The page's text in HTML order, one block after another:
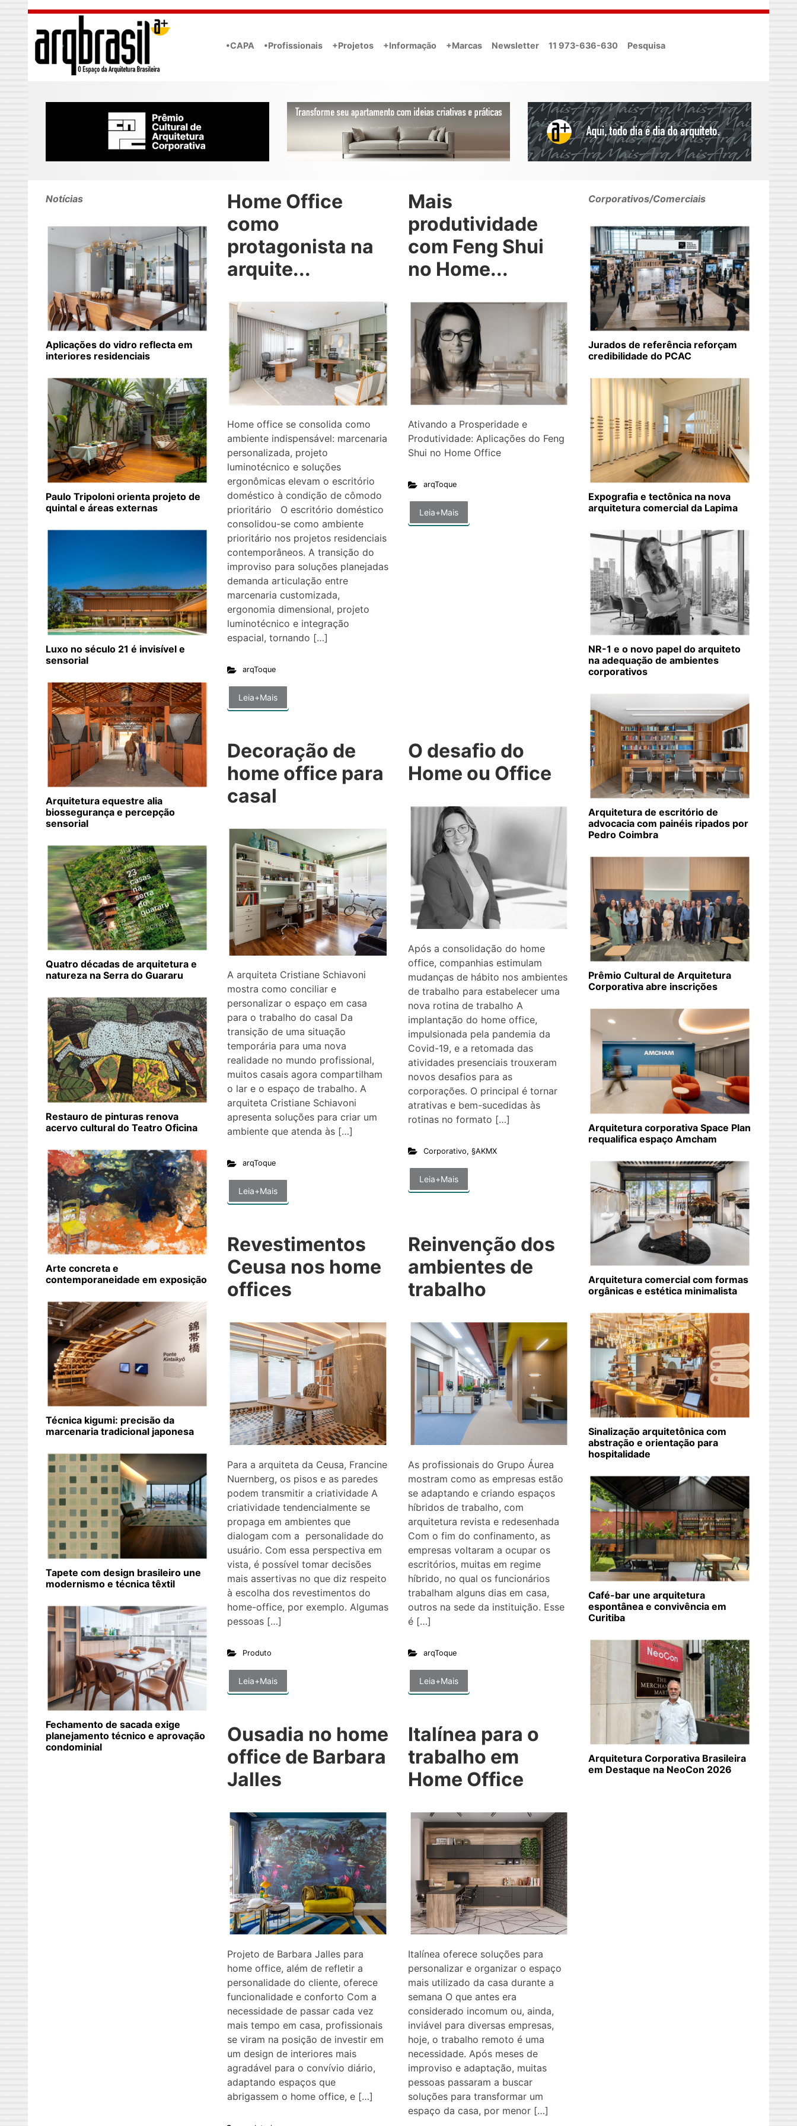
Skip to main content
•CAPA •Profissionais +Projetos +Informação +Marcas Newsletter 11 973-636-630 Pesquisa
Home Office
como
protagonista na
arquite...
Home office se consolida como
ambiente indispensável: marcenaria
personalizada, projeto
luminotécnico e soluções
ergonômicas elevam o escritório
doméstico à condição de cômodo
prioritário O escritório doméstico
consolidou-se como ambiente
prioritário nos projetos residenciais
contemporâneos. A transição do
improviso para soluções planejadas
demanda articulação entre
marcenaria customizada,
ergonomia dimensional, projeto
luminotécnico e integração
espacial, tornando […]
arqToque
Leia+Mais
Mais
produtividade
com Feng Shui
no Home...
Ativando a Prosperidade e
Produtividade: Aplicações do Feng
Shui no Home Office
arqToque
Leia+Mais
Decoração de
home office para
casal
A arquiteta Cristiane Schiavoni
mostra como conciliar e
personalizar o espaço em casa
para o trabalho do casal Da
transição de uma situação
temporária para uma nova
realidade no mundo profissional,
muitos casais agora compartilham
o lar e o espaço de trabalho. A
arquiteta Cristiane Schiavoni
apresenta soluções para criar um
ambiente que atenda às […]
arqToque
Leia+Mais
O desafio do
Home ou Office
Após a consolidação do home
office, companhias estimulam
mudanças de hábito nos ambientes
de trabalho para estabelecer uma
nova rotina de trabalho A
implantação do home office,
impulsionada pela pandemia da
Covid-19, e a retomada das
atividades presenciais trouxeram
novos desafios para as
corporações. O principal é tornar
atrativas e bem-sucedidas às
rotinas no formato […]
Corporativo, §AKMX
Leia+Mais
Revestimentos
Ceusa nos home
offices
Para a arquiteta da Ceusa, Francine
Nuernberg, os pisos e as paredes
podem transmitir a criatividade A
criatividade tendencialmente se
propaga em ambientes que
dialogam com a personalidade do
usuário. Com essa perspectiva em
vista, é possível tomar decisões
mais assertivas no que diz respeito
à escolha dos revestimentos do
home-office, por exemplo. Algumas
pessoas […]
Produto
Leia+Mais
Reinvenção dos
ambientes de
trabalho
As profissionais do Grupo Áurea
mostram como as empresas estão
se adaptando e criando espaços
híbridos de trabalho, com
arquitetura revista e redesenhada
Com o fim do confinamento, as
empresas voltaram a ocupar os
escritórios, muitas em regime
híbrido, no qual os funcionários
trabalham alguns dias em casa,
outros na sede da instituição. Esse
é […]
arqToque
Leia+Mais
Ousadia no home
office de Barbara
Jalles
Projeto de Barbara Jalles para
home office, além de refletir a
personalidade do cliente, oferece
funcionalidade e conforto Com a
necessidade de passar cada vez
mais tempo em casa, profissionais
se viram na posição de investir em
um design de interiores mais
agradável para o convívio diário,
adaptando espaços que
abrigassem o home office, e […]
Italínea para o
trabalho em
Home Office
Italínea oferece soluções para
personalizar e organizar o espaço
mais utilizado da casa durante a
semana O que antes era
considerado incomum ou, ainda,
inviável para diversas empresas,
hoje, o trabalho remoto é uma
necessidade. Após meses de
improviso e adaptação, muitas
pessoas passaram a buscar
soluções para transformar um
espaço da casa, por menor […]
Notícias
Aplicações do vidro reflecta em
interiores residenciais
Paulo Tripoloni orienta projeto de
quintal e áreas externas
Luxo no século 21 é invisível e
sensorial
Arquitetura equestre alia
biossegurança e percepção
sensorial
Quatro décadas de arquitetura e
natureza na Serra do Guararu
Restauro de pinturas renova
acervo cultural do Teatro Oficina
Arte concreta e
contemporaneidade em exposição
Técnica kigumi: precisão da
marcenaria tradicional japonesa
Tapete com design brasileiro une
modernismo e técnica têxtil
Fechamento de sacada exige
planejamento técnico e aprovação
condominial
Corporativos/Comerciais
Jurados de referência reforçam
credibilidade do PCAC
Expografia e tectônica na nova
arquitetura comercial da Lapima
NR-1 e o novo papel do arquiteto
na adequação de ambientes
corporativos
Arquitetura de escritório de
advocacia com painéis ripados por
Pedro Coimbra
Prêmio Cultural de Arquitetura
Corporativa abre inscrições
Arquitetura corporativa Space Plan
requalifica espaço Amcham
Arquitetura comercial com formas
orgânicas e estética minimalista
Sinalização arquitetônica com
abstração e orientação para
hospitalidade
Café-bar une arquitetura
espontânea e convivência em
Curitiba
Arquitetura Corporativa Brasileira
em Destaque na NeoCon 2026